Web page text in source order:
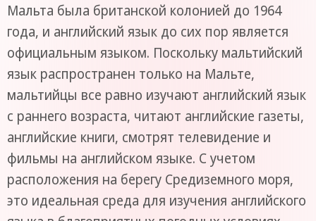
Мальта была британской колонией до 1964
года, и английский язык до сих пор является
официальным языком. Поскольку мальтийский
язык распространен только на Мальте,
мальтийцы все равно изучают английский язык
с раннего возраста, читают английские газеты,
английские книги, смотрят телевидение и
фильмы на английском языке. С учетом
расположения на берегу Средиземного моря,
это идеальная среда для изучения английского